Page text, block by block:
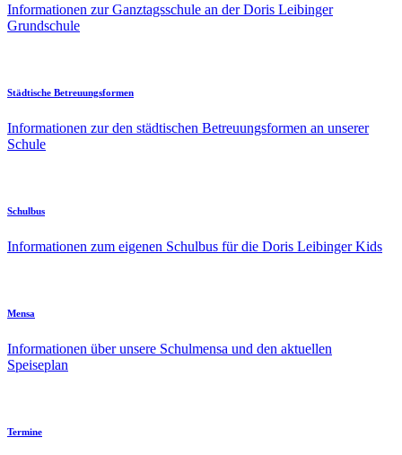
Informationen zur Ganztagsschule an der Doris Leibinger
Grundschule
Städtische Betreuungsformen
Informationen zur den städtischen Betreuungsformen an unserer
Schule
Schulbus
Informationen zum eigenen Schulbus für die Doris Leibinger Kids
Mensa
Informationen über unsere Schulmensa und den aktuellen
Speiseplan
Termine